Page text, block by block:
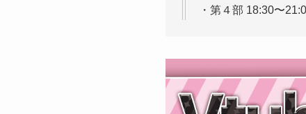
・第４部 18:30〜